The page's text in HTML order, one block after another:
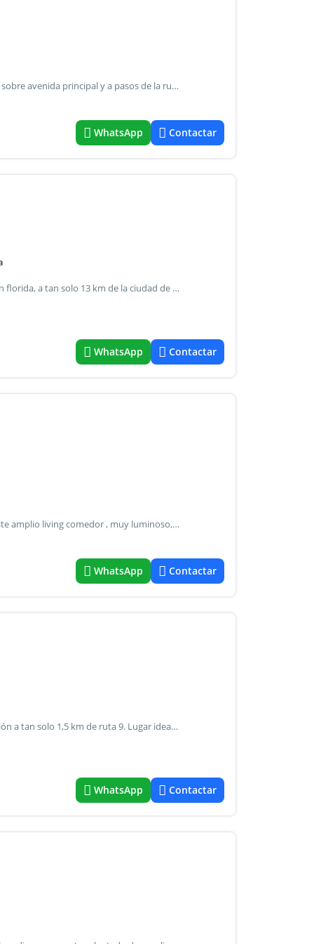
(Atm-at5-6087) venta de lote en chihuahua, punta ballena sobre avenida principal y a pasos de la ruta interbalnearia mas de 20 metros de frente muy cerca de supermercado y lineas de ómnibus cerca
WhatsApp Contactar
Interesante campo de 150ha agrícola ganadero ubicado en florida, a tan solo 13 km de la ciudad de florida sobre ruta con excelente acceso se encuentra este predio que permite realizar un sistema mixto con un área de 75ha e agrícolas efectivas y las restantes de suelos buenos para la ganadería con posibilidad de mejoras pastoriles en gran parte del territorio, cuenta con una excelente distribución de agua a lo largo y ancho del campo con una cañada permanente que abastece para el consumo animal durante todo el año. Con suelos de aptitud agrícola se alcanzan buenos rendimientos en cultivos tanto de verano eh invierno. Destacamos la virtud logística que permite ser un predio ideal para anexar como área a un sistema ya establecido como también para quienes deseen incursionar en la inversión de tierra en nuestro país.
WhatsApp Contactar
Alquiler invernal 1 dormitorio en playa brava, punta del este amplio living comedor , muy luminoso, gran pared vidriada al exterior y terraza con vista al mar . Se destaca el dormitorio principal por sus dimensiones, gran vista al bosque, vestidor y baño en suite. Cocina semi integrada , cuenta con aire acondicionado frío/calor sectorizado, losa radiante, agua caliente central y sensores de luz en pasillos. Finas terminaciones y hermosas vistas que ofrecen una experiencia única para disfrutar de manera permanente o por temporadas. Unidad con cochera en subsuelo. La torre ofrece servicio de mucama ,servicio de playa y gimnasio.
WhatsApp Contactar
Venta de campo 23 ha sobre ruta 12 con excelente ubicación a tan solo 1,5 km de ruta 9. Lugar ideal como para vivir por su cercanía y buen acceso como también para desarrollos agroturísticos, lugar alto con lindas vistas típicas de la zona, por el padrón cruza una caña, cuenta con arboles nativos y afloramientos rocosos. Se encuentra a 35 km de punta del este, a 110 km de montevideo y a 20 km de punta ballena.
WhatsApp Contactar